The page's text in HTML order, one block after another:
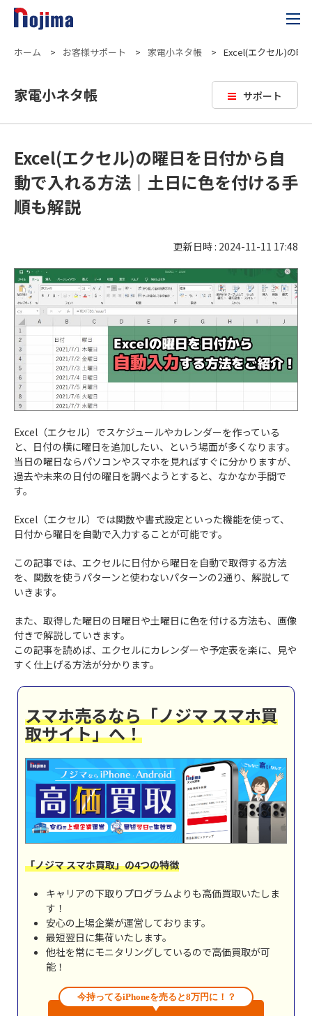
ホーム > お客様サポート > 家電小ネタ帳 > Excel(エクセル)の曜
サポート
家電小ネタ帳
Excel(エクセル)の曜日を日付から自
動で入れる方法｜土日に色を付ける手
順も解説
更新日時 : 2024-11-11 17:48
Excel（エクセル）でスケジュールやカレンダーを作っている
と、日付の横に曜日を追加したい、という場面が多くなります。
当日の曜日ならパソコンやスマホを見ればすぐに分かりますが、
過去や未来の日付の曜日を調べようとすると、なかなか手間で
す。
Excel（エクセル）では関数や書式設定といった機能を使って、
日付から曜日を自動で入力することが可能です。
この記事では、エクセルに日付から曜日を自動で取得する方法
を、関数を使うパターンと使わないパターンの2通り、解説して
いきます。
また、取得した曜日の日曜日や土曜日に色を付ける方法も、画像
付きで解説していきます。
この記事を読めば、エクセルにカレンダーや予定表を楽に、見や
すく仕上げる方法が分かります。
スマホ売るなら「ノジマ スマホ買
取サイト」へ！
「ノジマ スマホ買取」の4つの特徴
キャリアの下取りプログラムよりも高価買取いたしま
す！
安心の上場企業が運営しております。
最短翌日に集荷いたします。
他社を常にモニタリングしているので高価買取が可
能！
今持ってるiPhoneを売ると8万円に！？